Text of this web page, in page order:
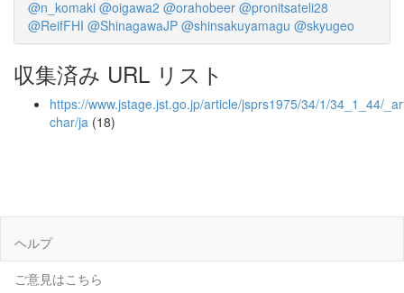
@n_komaki @oigawa2 @orahobeer @pronitsateli28
@ReifFHI @ShinagawaJP @shinsakuyamagu @skyugeo
収集済み URL リスト
https://www.jstage.jst.go.jp/article/jsprs1975/34/1/34_1_44/
char/ja (18)
ヘルプ
ご意見はこちら